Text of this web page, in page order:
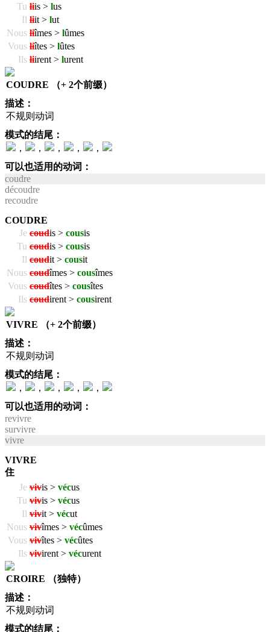
Tu liis > lus
Il liit > lut
Nous liîmes > lûmes
Vous liîtes > lûtes
Ils liirent > lurent
COUDRE （+ 2个前缀）
描述：
不规则动词
模式的结尾：
，
， ， ，
，
可以也适用的动词：
coudre
découdre
recoudre
COUDRE
Je coudis > cousis
Tu coudis > cousis
Il coudit > cousit
Nous coudîmes > cousîmes
Vous coudîtes > cousîtes
Ils coudirent > cousirent
VIVRE （+ 2个前缀）
描述：
不规则动词
模式的结尾：
，
， ， ，
，
可以也适用的动词：
revivre
survivre
vivre
VIVRE
住
Je vivis > vécus
Tu vivis > vécus
Il vivit > vécut
Nous vivîmes > vécûmes
Vous vivîtes > vécûtes
Ils vivirent > vécurent
CROIRE （独特）
描述：
不规则动词
模式的结尾：